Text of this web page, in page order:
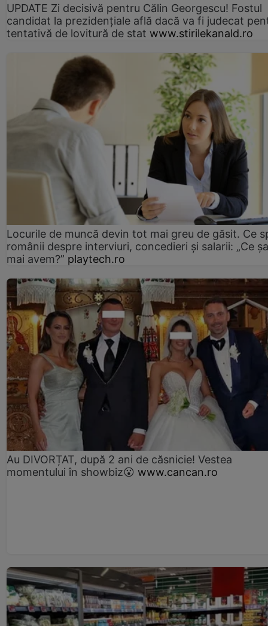
UPDATE Zi decisivă pentru Călin Georgescu! Fostul
candidat la prezidențiale află dacă va fi judecat
tentativă de lovitură de stat www.stirilekanald.ro
Locurile de muncă devin tot mai greu de găsit. Ce
românii despre interviuri, concedieri și salarii: „Ce
mai avem?” playtech.ro
Au DIVORȚAT, după 2 ani de căsnicie! Vestea
momentului în showbiz😮 www.cancan.ro